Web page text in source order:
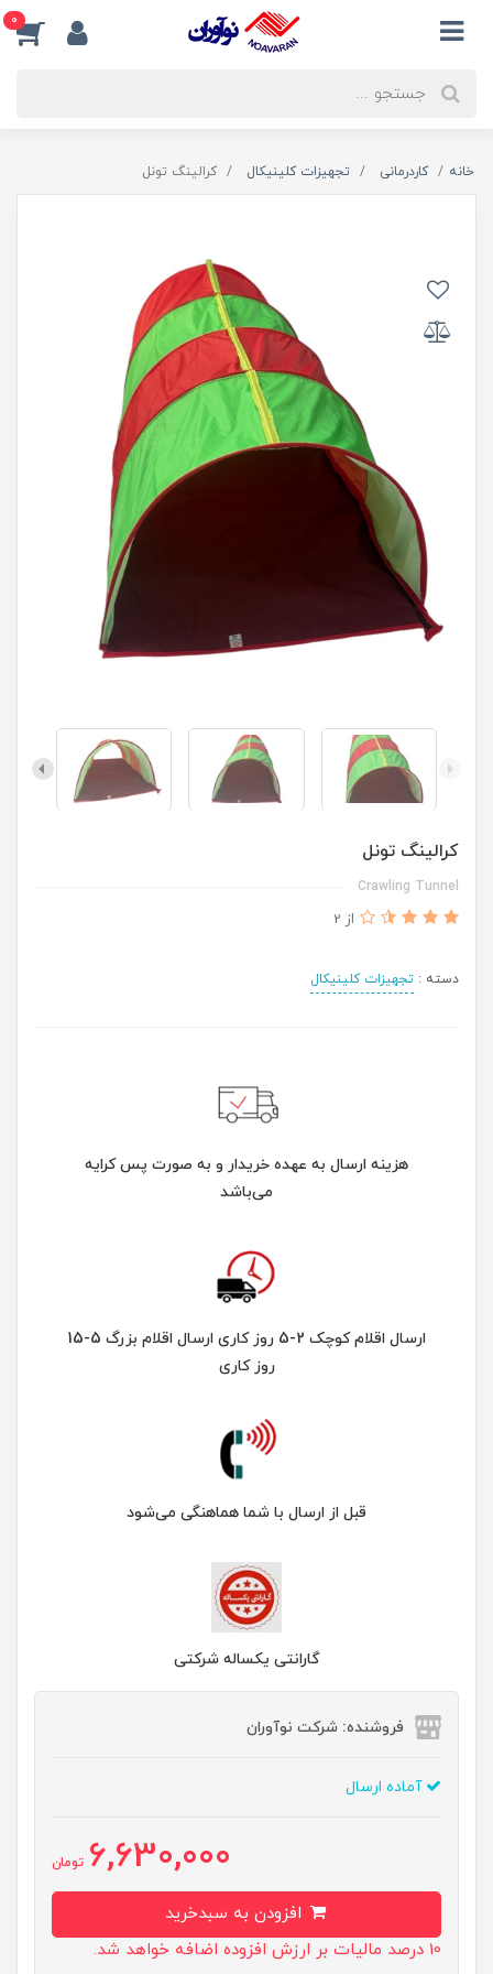
0
خانه کاردرمانی تجهیزات کلینیکال کرالینگ تونل
کرالینگ تونل
Crawling Tunnel
از 2
دسته : تجهیزات کلینیکال
هزینه ارسال به عهده خریدار و به صورت پس کرایه
می‌باشد
ارسال اقلام کوچک 2-5 روز کاری ارسال اقلام بزرگ 5-15
روز کاری
قبل از ارسال با شما هماهنگی می‌شود
گارانتی یکساله شرکتی
فروشنده: شرکت نوآوران
آماده ارسال
6,630,000 تومان
10 درصد مالیات بر ارزش افزوده اضافه خواهد شد.